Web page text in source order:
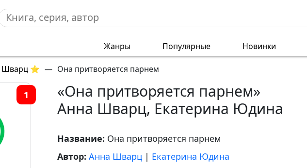
Жанры Популярные Новинки
Шварц ⭐ — Она притворяется парнем
1
«Она притворяется парнем»
Анна Шварц, Екатерина Юдина
Название: Она притворяется парнем
Автор: Анна Шварц | Екатерина Юдина